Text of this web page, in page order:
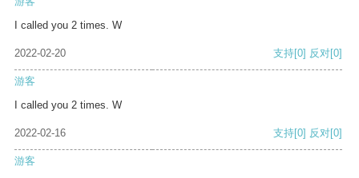
I called you 2 times. W
2022-02-20 支持[0] 反对[0]
游客
I called you 2 times. W
2022-02-16 支持[0] 反对[0]
游客